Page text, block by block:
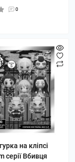
0
на кліпсі
серії Вбивця